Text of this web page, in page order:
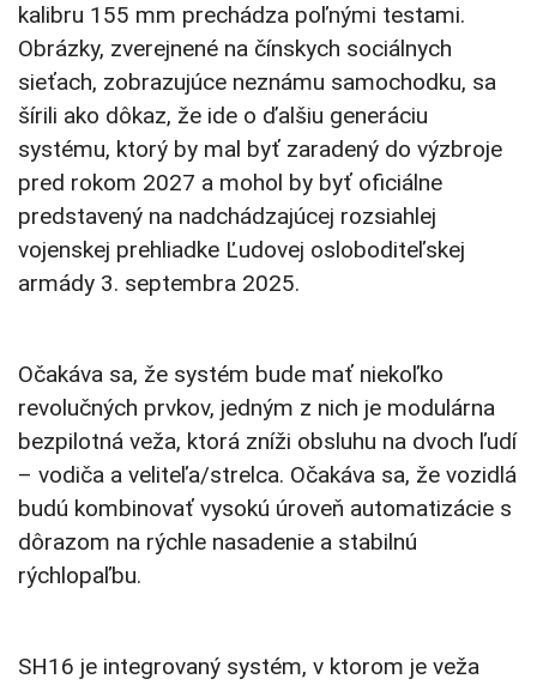
kalibru 155 mm prechádza poľnými testami.
Obrázky, zverejnené na čínskych sociálnych
sieťach, zobrazujúce neznámu samochodku, sa
šírili ako dôkaz, že ide o ďalšiu generáciu
systému, ktorý by mal byť zaradený do výzbroje
pred rokom 2027 a mohol by byť oficiálne
predstavený na nadchádzajúcej rozsiahlej
vojenskej prehliadke Ľudovej osloboditeľskej
armády 3. septembra 2025.
Očakáva sa, že systém bude mať niekoľko
revolučných prvkov, jedným z nich je modulárna
bezpilotná veža, ktorá zníži obsluhu na dvoch ľudí
– vodiča a veliteľa/strelca. Očakáva sa, že vozidlá
budú kombinovať vysokú úroveň automatizácie s
dôrazom na rýchle nasadenie a stabilnú
rýchlopaľbu.
SH16 je integrovaný systém, v ktorom je veža